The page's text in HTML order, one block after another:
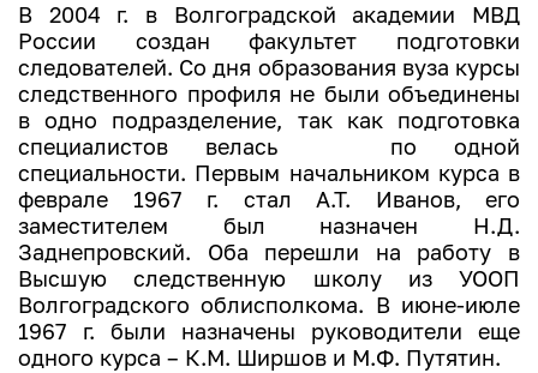
В 2004 г. в Волгоградской академии МВД
России создан факультет подготовки
следователей. Со дня образования вуза курсы
следственного профиля не были объединены
в одно подразделение, так как подготовка
специалистов велась по одной
специальности. Первым начальником курса в
феврале 1967 г. стал А.Т. Иванов, его
заместителем был назначен Н.Д.
Заднепровский. Оба перешли на работу в
Высшую следственную школу из УООП
Волгоградского облисполкома. В июне-июле
1967 г. были назначены руководители еще
одного курса – К.М. Ширшов и М.Ф. Путятин.